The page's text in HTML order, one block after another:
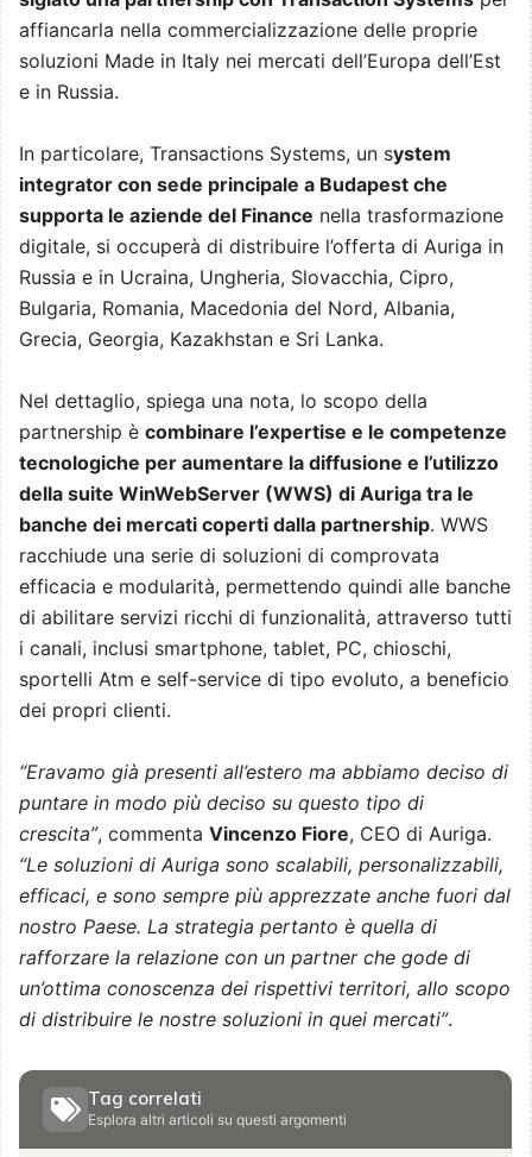
affiancarla nella commercializzazione delle proprie
soluzioni Made in Italy nei mercati dell’Europa dell’Est
e in Russia.
In particolare, Transactions Systems, un system
integrator con sede principale a Budapest che
supporta le aziende del Finance nella trasformazione
digitale, si occuperà di distribuire l’offerta di Auriga in
Russia e in Ucraina, Ungheria, Slovacchia, Cipro,
Bulgaria, Romania, Macedonia del Nord, Albania,
Grecia, Georgia, Kazakhstan e Sri Lanka.
Nel dettaglio, spiega una nota, lo scopo della
partnership è combinare l’expertise e le competenze
tecnologiche per aumentare la diffusione e l’utilizzo
della suite WinWebServer (WWS) di Auriga tra le
banche dei mercati coperti dalla partnership. WWS
racchiude una serie di soluzioni di comprovata
efficacia e modularità, permettendo quindi alle banche
di abilitare servizi ricchi di funzionalità, attraverso tutti
i canali, inclusi smartphone, tablet, PC, chioschi,
sportelli Atm e self-service di tipo evoluto, a beneficio
dei propri clienti.
“Eravamo già presenti all’estero ma abbiamo deciso di
puntare in modo più deciso su questo tipo di
crescita”, commenta Vincenzo Fiore, CEO di Auriga.
“Le soluzioni di Auriga sono scalabili, personalizzabili,
efficaci, e sono sempre più apprezzate anche fuori dal
nostro Paese. La strategia pertanto è quella di
rafforzare la relazione con un partner che gode di
un’ottima conoscenza dei rispettivi territori, allo scopo
di distribuire le nostre soluzioni in quei mercati”.
Tag correlati
Esplora altri articoli su questi argomenti